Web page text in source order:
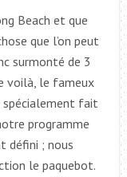
Beach et que
que l’on peut
surmonté de 3
voilà, le fameux
spécialement fait
programme
défini ; nous
le paquebot.